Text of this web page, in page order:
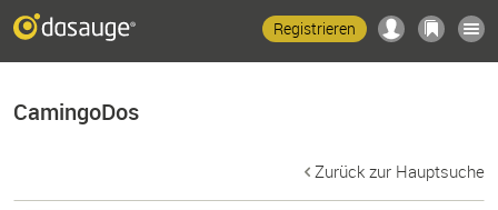
Registrieren
CamingoDos
Zurück zur Hauptsuche